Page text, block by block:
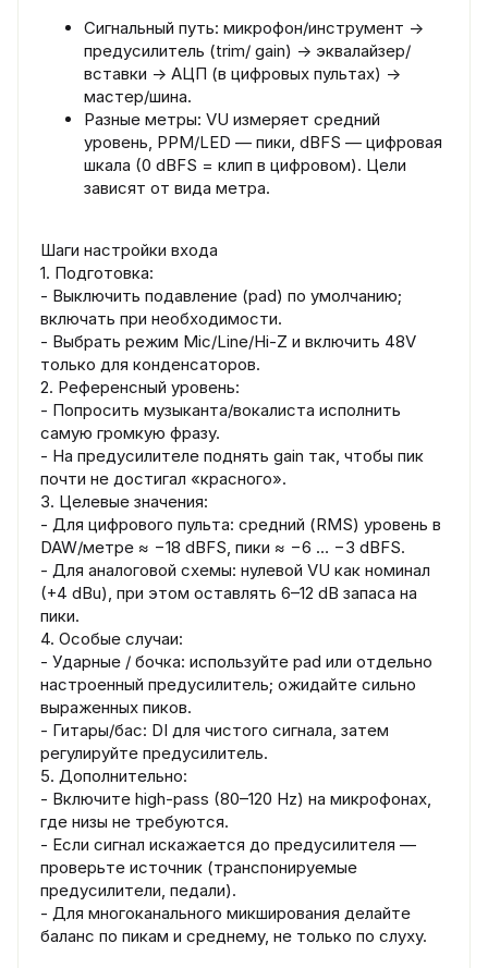
Сигнальный путь: микрофон/инструмент →
предусилитель (trim/ gain) → эквалайзер/
вставки → АЦП (в цифровых пультах) →
мастер/шина.
Разные метры: VU измеряет средний
уровень, PPM/LED — пики, dBFS — цифровая
шкала (0 dBFS = клип в цифровом). Цели
зависят от вида метра.
Шаги настройки входа
1. Подготовка:
- Выключить подавление (pad) по умолчанию;
включать при необходимости.
- Выбрать режим Mic/Line/Hi-Z и включить 48V
только для конденсаторов.
2. Референсный уровень:
- Попросить музыканта/вокалиста исполнить
самую громкую фразу.
- На предусилителе поднять gain так, чтобы пик
почти не достигал «красного».
3. Целевые значения:
- Для цифрового пульта: средний (RMS) уровень в
DAW/метре ≈ −18 dBFS, пики ≈ −6 … −3 dBFS.
- Для аналоговой схемы: нулевой VU как номинал
(+4 dBu), при этом оставлять 6–12 dB запаса на
пики.
4. Особые случаи:
- Ударные / бочка: используйте pad или отдельно
настроенный предусилитель; ожидайте сильно
выраженных пиков.
- Гитары/бас: DI для чистого сигнала, затем
регулируйте предусилитель.
5. Дополнительно:
- Включите high-pass (80–120 Hz) на микрофонах,
где низы не требуются.
- Если сигнал искажается до предусилителя —
проверьте источник (транспонируемые
предусилители, педали).
- Для многоканального микширования делайте
баланс по пикам и среднему, не только по слуху.